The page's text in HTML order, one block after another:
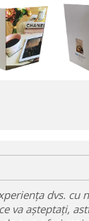
dvs. cu
va așteptați,